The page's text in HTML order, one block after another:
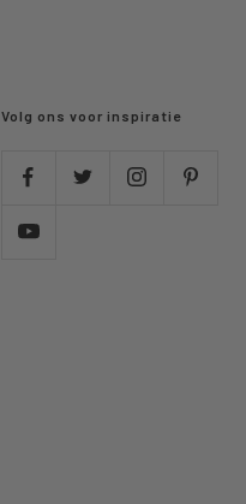
Volg ons voor inspiratie